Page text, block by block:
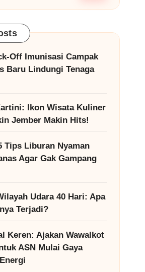
Off Imunisasi Campak
Baru Lindungi Tenaga
Ikon Wisata Kuliner
Jember Makin Hits!
Tips Liburan Nyaman
Agar Gak Gampang
Udara 40 Hari: Apa
Terjadi?
Keren: Ajakan Wawalkot
ASN Mulai Gaya